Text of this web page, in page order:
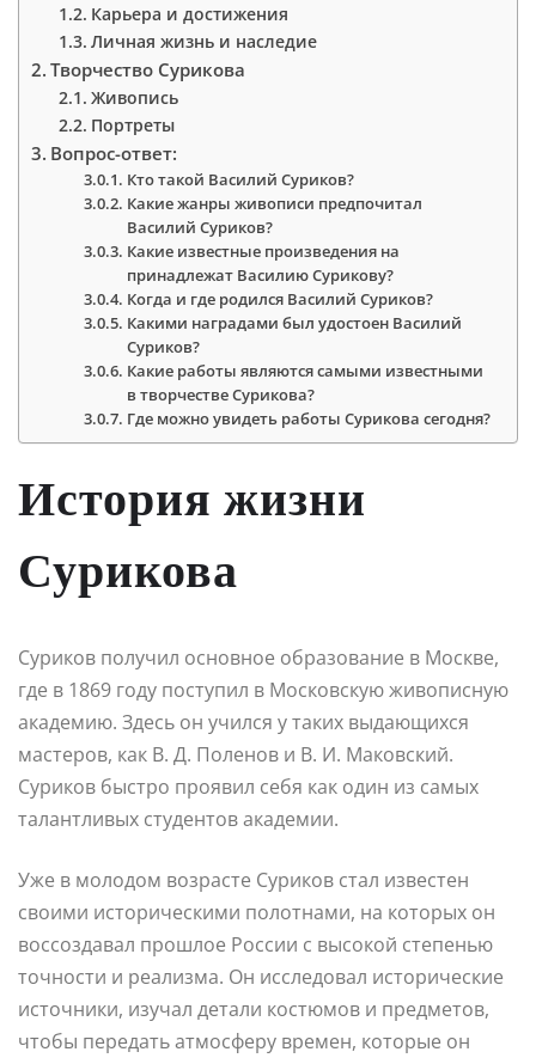
Карьера и достижения
Личная жизнь и наследие
Творчество Сурикова
Живопись
Портреты
Вопрос-ответ:
Кто такой Василий Суриков?
Какие жанры живописи предпочитал
Василий Суриков?
Какие известные произведения на
принадлежат Василию Сурикову?
Когда и где родился Василий Суриков?
Какими наградами был удостоен Василий
Суриков?
Какие работы являются самыми известными
в творчестве Сурикова?
Где можно увидеть работы Сурикова сегодня?
История жизни
Сурикова
Суриков получил основное образование в Москве,
где в 1869 году поступил в Московскую живописную
академию. Здесь он учился у таких выдающихся
мастеров, как В. Д. Поленов и В. И. Маковский.
Суриков быстро проявил себя как один из самых
талантливых студентов академии.
Уже в молодом возрасте Суриков стал известен
своими историческими полотнами, на которых он
воссоздавал прошлое России с высокой степенью
точности и реализма. Он исследовал исторические
источники, изучал детали костюмов и предметов,
чтобы передать атмосферу времен, которые он